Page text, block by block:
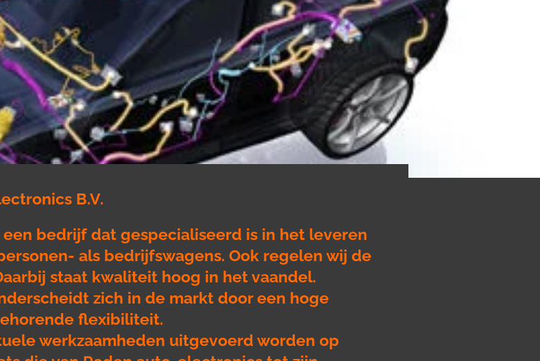
B.V.
bedrijf dat gespecialiseerd is in het leveren
als bedrijfswagens. Ook regelen wij de
staat kwaliteit hoog in het vaandel.
zich in de markt door een hoge
flexibiliteit.
werkzaamheden uitgevoerd worden op